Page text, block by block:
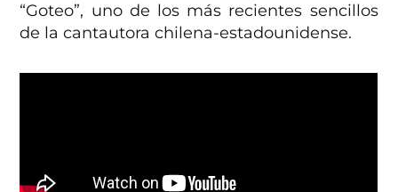
“Goteo”, uno de los más recientes sencillos
de la cantautora chilena-estadounidense.